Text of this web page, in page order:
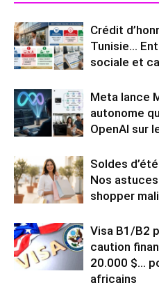
Crédit
Tunisie…
sociale et
Meta lance
autonome
OpenAI sur
Soldes
Nos
shopper
Visa B1/B2
caution
20.000 $…
africains